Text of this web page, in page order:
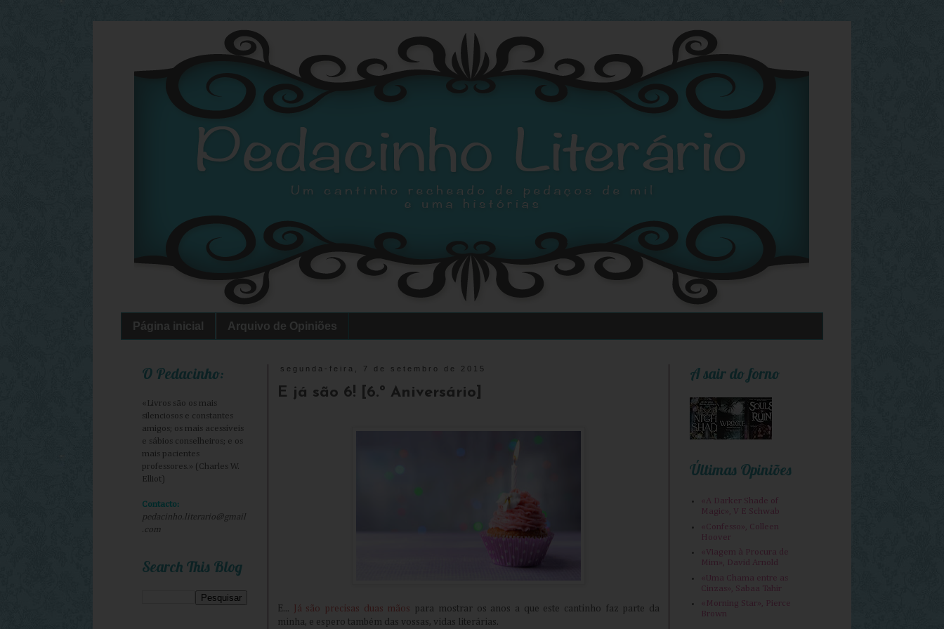
Página inicial Arquivo de Opiniões
segunda-feira, 7 de setembro de 2015
E já são 6! [6.º Aniversário]
E... Já são precisas duas mãos
para mostrar os anos a que este cantinho faz parte da
minha, e espero também das vossas, vidas literárias.
O Pedacinho:
«Livros são os mais
silenciosos e constantes
amigos; os mais acessíveis
e sábios conselheiros; e os
mais pacientes
professores.» (Charles W.
Elliot)
Contacto:
pedacinho.literario@gmail
.com
Search This Blog
A sair do forno
Últimas Opiniões
«A Darker Shade of
Magic», V E Schwab
«Confesso», Colleen
Hoover
«Viagem à Procura de
Mim», David Arnold
«Uma Chama entre as
Cinzas», Sabaa Tahir
«Morning Star», Pierce
Brown